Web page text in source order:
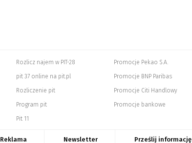
Rozlicz najem w PIT-28
pit 37 online na pit.pl
Rozliczenie pit
Program pit
Pit 11
Promocje Pekao S.A.
Promocje BNP Paribas
Promocje Citi Handlowy
Promocje bankowe
Reklama Newsletter Prześlij informację